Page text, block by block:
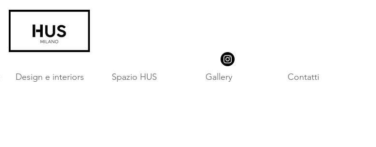
Design e interiors Spazio HUS Gallery Contatti